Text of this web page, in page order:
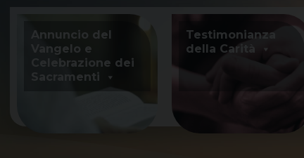
content
Annuncio del
Vangelo e
Celebrazione dei
Sacramenti
Testimonianza
della Carità